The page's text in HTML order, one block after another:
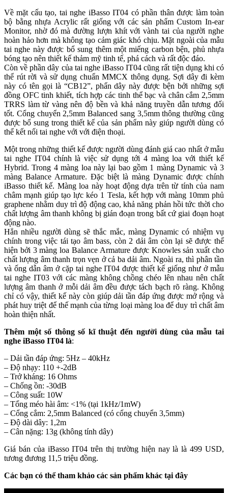
Về mặt cấu tạo, tai nghe iBasso IT04 có phần thân được làm toàn
bộ bằng nhựa Acrylic rất giống với các sản phẩm Custom In-ear
Monitor, nhờ đó mà đường lượn khít với vành tai của người nghe
hoàn hảo hơn mà không tạo cảm giác khó chịu. Mặt ngoài của mẫu
tai nghe này được bổ sung thêm một miếng carbon bện, phủ nhựa
bóng tạo nên thiết kế thảm mỹ tinh tế, phá cách và rất độc đáo.
Còn về phần dây của tai nghe iBasso IT04 cũng rất tiện dụng khi có
thể rút rời và sử dụng chuẩn MMCX thông dụng. Sợi dây đi kèm
này có tên gọi là “CB12”, phẩn dây này được bện bởi những sợi
đồng OFC tinh khiết, tích hợp các tinh thể bạc và chân cắm 2,5mm
TRRS làm từ vàng nên độ bền và khả năng truyền dẫn tương đối
tốt. Cổng chuyển 2,5mm Balanced sang 3,5mm thông thường cũng
được bổ sung trong thiết kế của sản phẩm này giúp người dùng có
thể kết nối tai nghe với với điện thoại.
Một trong những thiết kế được người dùng đánh giá cao nhất ở mẫu
tai nghe IT04 chính là việc sử dụng tới 4 màng loa với thiết kế
Hybrid. Trong 4 màng loa này lại bao gồm 1 màng Dynamic và 3
màng Balance Armature. Đặc biệt là màng Dynamic được chính
iBasso thiết kế. Màng loa này hoạt động dựa trên từ tính của nam
châm mạnh giúp tạo lực kéo 1 Tesla, kết hợp với màng 10mm phủ
graphene nhằm duy trì độ động cao, khả năng phản hồi tức thời cho
chất lượng âm thanh không bị gián đoạn trong bất cứ giai đoạn hoạt
động nào.
Hẳn nhiều người dùng sẽ thắc mắc, màng Dynamic có nhiệm vụ
chính trong việc tái tạo âm bass, còn 2 dải âm còn lại sẽ được thể
hiện bởi 3 màng loa Balance Armature được Knowles sản xuất cho
chất lượng âm thanh trọn vẹn ở cả ba dải âm. Ngoài ra, thì phân tần
và ống dẫn âm ở cặp tai nghe IT04 được thiết kế giống như ở mẫu
tai nghe IT03 với các màng không chồng chéo lên nhau nên chất
lượng âm thanh ở mỗi dải âm đều được tách bạch rõ ràng. Không
chỉ có vậy, thiết kế này còn giúp dải tần đáp ứng được mở rộng và
phát huy triệt để thế mạnh của từng loại màng loa để duy trì chất âm
hoàn thiện nhất.
Thêm một số thông số kĩ thuật đến người dùng của mẫu tai
nghe iBasso IT04 là:
– Dải tần đáp ứng: 5Hz – 40kHz
– Độ nhạy: 110 +-2dB
– Trở kháng: 16 Ohms
– Chống ồn: -30dB
– Công suất: 10W
– Tổng méo hài âm: <1% (tại 1kHz/1mW)
– Cổng cắm: 2,5mm Balanced (có cổng chuyển 3,5mm)
– Độ dài dây: 1,2m
– Cân nặng: 13g (không tính dây)
Giá bán của iBasso IT04 trên thị trường hiện nay là là 499 USD,
tương đương 11,5 triệu đồng.
Các bạn có thể tham khảo các sản phẩm khác tại đây